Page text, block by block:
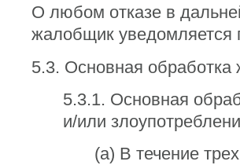
О любом отказе в
жалобщик уведомляется
5.3. Основная
5.3.1. Основная
и/или
(a) В течение